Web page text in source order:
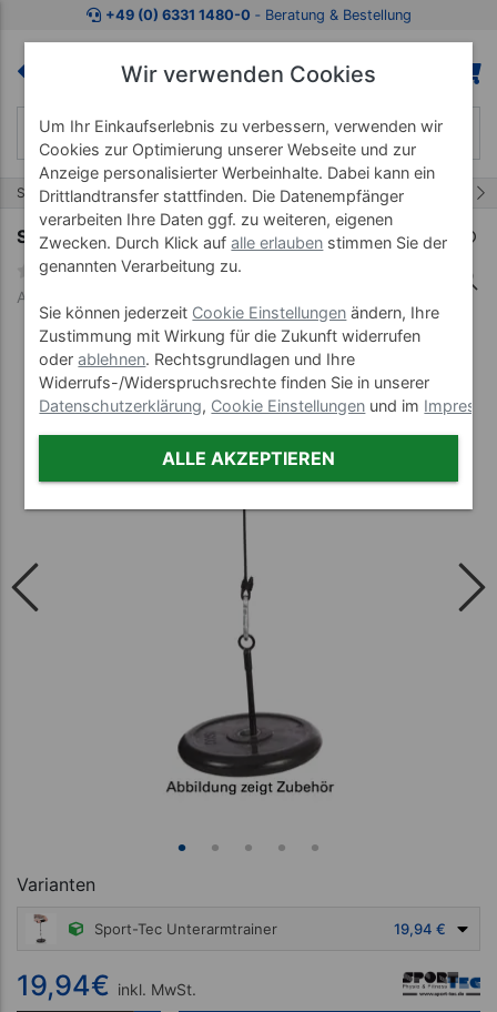
Zum Kaufbereich springen Zur Produktbeschreibung
+49 (0) 6331 1480-0 ‐ Beratung & Bestellung
Start Kraftsportgeräte Zubehör für Kraftgeräte
Sport-Tec Unterarmtrainer
Art-Nr. 21115
Varianten
Sport-Tec Unterarmtrainer 19,94 €
19,94€ inkl. MwSt.
Wir verwenden Cookies
Um Ihr Einkaufserlebnis zu verbessern, verwenden wir
Cookies zur Optimierung unserer Webseite und zur
Anzeige personalisierter Werbeinhalte. Dabei kann ein
Drittlandtransfer stattfinden. Die Datenempfänger
verarbeiten Ihre Daten ggf. zu weiteren, eigenen
Zwecken. Durch Klick aufalle erlauben stimmen Sie der
genannten Verarbeitung zu.
Sie können jederzeit Cookie Einstellungen ändern, Ihre
Zustimmung mit Wirkung für die Zukunft widerrufen
oderablehnen. Rechtsgrundlagen und Ihre
Widerrufs-/Widerspruchsrechte finden Sie in unserer
Datenschutzerklärung, Cookie Einstellungen und im
ALLE AKZEPTIEREN